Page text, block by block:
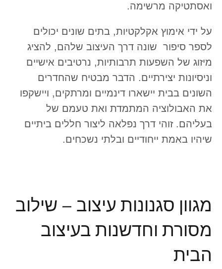
ואסתטיקה מרשימה.
על ידי אימוץ אקלקטיות, בתים שונים יכולים
לספר סיפור שונה דרך העיצוב שלהם, להציג
מיזוג של השפעות תרבותיות, נרטיבים אישיים
וניסיונות יצירתיים. הדבר מבטיח שהחדרים
השונים בבית יישארו דינמיים ומרתקים, ויישקפו
את האבולוציה המתמדת ואת טעמם של
בעליהם. זוהי דרך נפלאה ליצור חללים ביתיים
שיהיו באמת ייחודיים ובלתי נשכחים.
מגוון סגנונות עיצוב – שילוב
מסורת וחדשנות בעיצוב
הבית